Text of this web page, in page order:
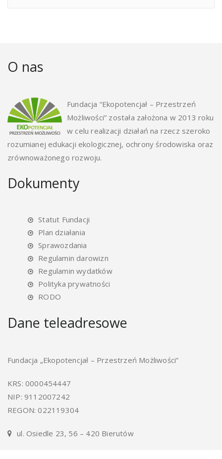
O nas
Fundacja “Ekopotencjał – Przestrzeń
Możliwości” została założona w 2013 roku
w celu realizacji działań na rzecz szeroko
rozumianej edukacji ekologicznej, ochrony środowiska oraz
zrównoważonego rozwoju.
Dokumenty
Statut Fundacji
Plan działania
Sprawozdania
Regulamin darowizn
Regulamin wydatków
Polityka prywatności
RODO
Dane teleadresowe
Fundacja „Ekopotencjał – Przestrzeń Możliwości”
KRS: 0000454447
NIP: 9112007242
REGON: 022119304
ul. Osiedle 23, 56 – 420 Bierutów